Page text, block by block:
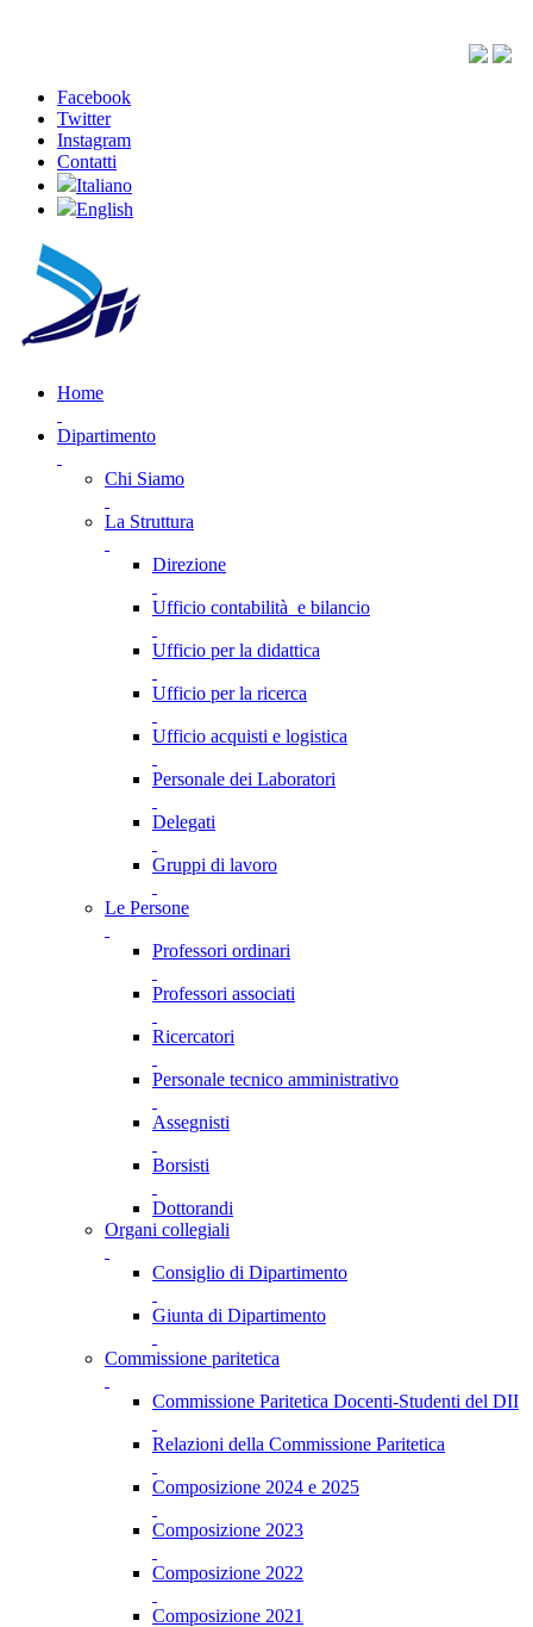
Facebook
Twitter
Instagram
Contatti
Italiano
English
Home
Dipartimento
Chi Siamo
La Struttura
Direzione
Ufficio contabilità e bilancio
Ufficio per la didattica
Ufficio per la ricerca
Ufficio acquisti e logistica
Personale dei Laboratori
Delegati
Gruppi di lavoro
Le Persone
Professori ordinari
Professori associati
Ricercatori
Personale tecnico amministrativo
Assegnisti
Borsisti
Dottorandi
Organi collegiali
Consiglio di Dipartimento
Giunta di Dipartimento
Commissione paritetica
Commissione Paritetica Docenti-Studenti del DII
Relazioni della Commissione Paritetica
Composizione 2024 e 2025
Composizione 2023
Composizione 2022
Composizione 2021